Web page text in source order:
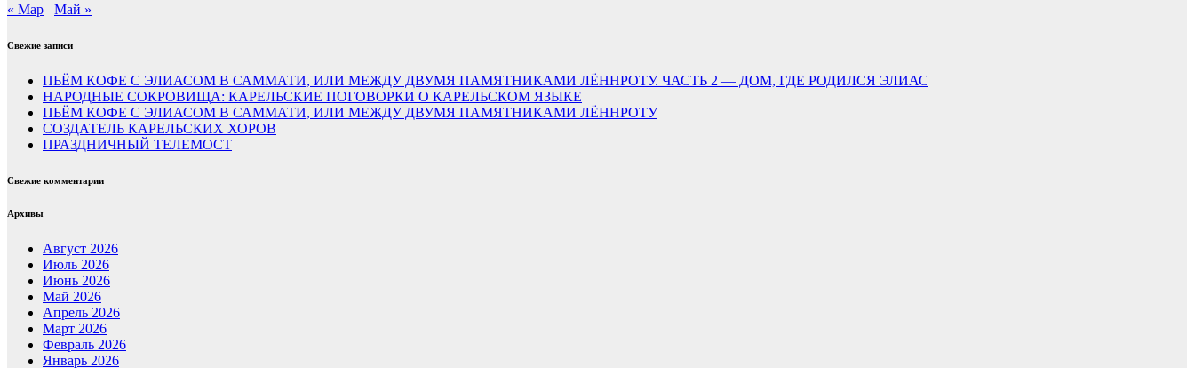
« Мар
Май »
Свежие записи
ПЬЁМ КОФЕ С ЭЛИАСОМ В САММАТИ, ИЛИ МЕЖДУ ДВУМЯ ПАМЯТНИКАМИ ЛЁННРОТУ. ЧАСТЬ 2 — ДОМ, ГДЕ РОДИЛСЯ ЭЛИАС
НАРОДНЫЕ СОКРОВИЩА: КАРЕЛЬСКИЕ ПОГОВОРКИ О КАРЕЛЬСКОМ ЯЗЫКЕ
ПЬЁМ КОФЕ С ЭЛИАСОМ В САММАТИ, ИЛИ МЕЖДУ ДВУМЯ ПАМЯТНИКАМИ ЛЁННРОТУ
СОЗДАТЕЛЬ КАРЕЛЬСКИХ ХОРОВ
ПРАЗДНИЧНЫЙ ТЕЛЕМОСТ
Свежие комментарии
Архивы
Август 2026
Июль 2026
Июнь 2026
Май 2026
Апрель 2026
Март 2026
Февраль 2026
Январь 2026